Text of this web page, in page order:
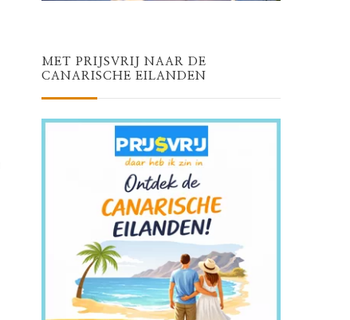
MET PRIJSVRIJ NAAR DE
CANARISCHE EILANDEN